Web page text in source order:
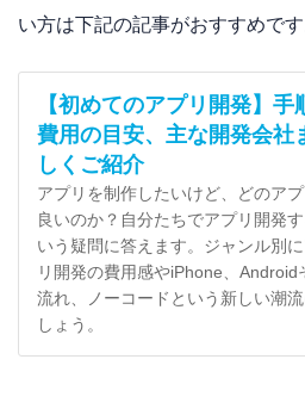
い方は下記の記事がおすすめです
【初めてのアプリ開発】手
費用の目安、主な開発会社
しくご紹介
アプリを制作したいけど、どのア
良いのか？自分たちでアプリ開発
いう疑問に答えます。ジャンル別
リ開発の費用感やiPhone、
流れ、ノーコードという新しい潮
しょう。